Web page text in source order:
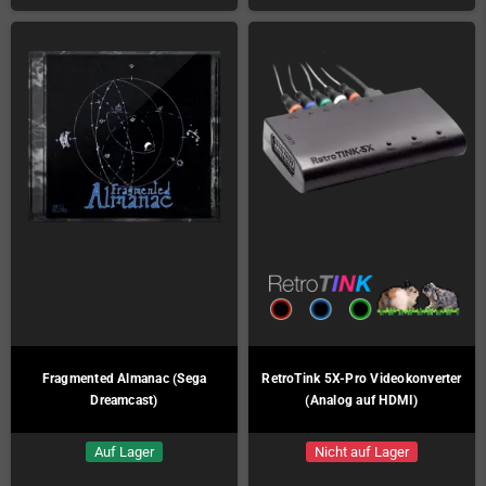
Fragmented Almanac (Sega
Dreamcast)
Auf Lager
RetroTink 5X-Pro Videokonverter
(Analog auf HDMI)
Nicht auf Lager